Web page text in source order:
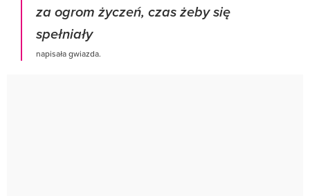
za ogrom życzeń, czas żeby się
spełniały
napisała gwiazda.